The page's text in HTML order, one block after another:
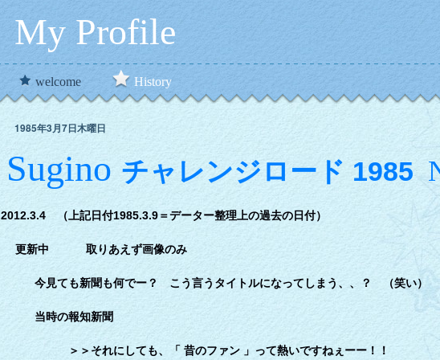
My Profile
welcome History
2012.3.4 （上記日付1985.3.9＝データー整理上の過去の日付）
更新中 取りあえず画像のみ
今見ても新聞も何でー？ こう言うタイトルになってしまう、、？ （笑い）
当時の報知新聞
＞＞それにしても、「 昔のファン 」って熱いですねぇーー！！
1985年3月7日木曜日
Sugino チャレンジロード 1985